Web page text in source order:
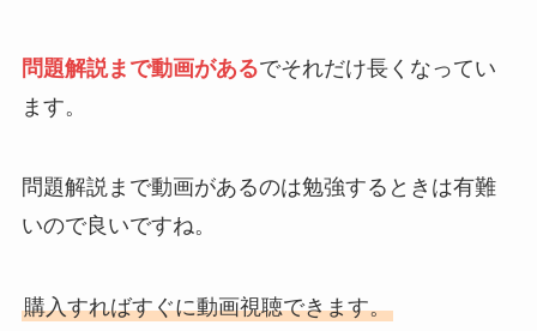
問題解説まで動画があるでそれだけ長くなってい
ます。
問題解説まで動画があるのは勉強するときは有難
いので良いですね。
購入すればすぐに動画視聴できます。